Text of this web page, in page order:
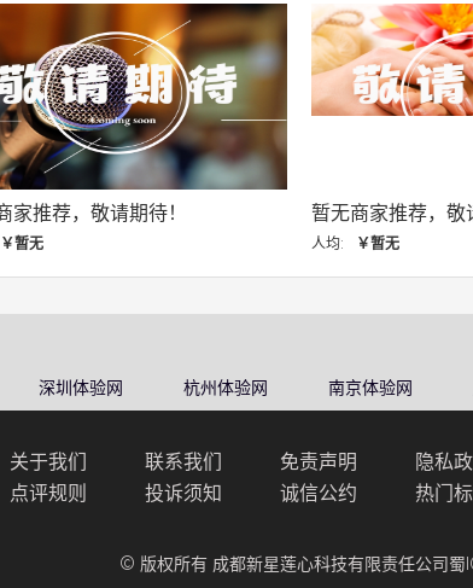
暂无商家推荐，敬请期待！
人均:
暂无商家推
人均:
深圳体验网 杭州体验网 南京体验网
关于我们 联系我们 免责声明 隐私
点评规则
投诉须知 诚信公约 热门
© 版权所有 成都新星莲心科技有限责任公司蜀